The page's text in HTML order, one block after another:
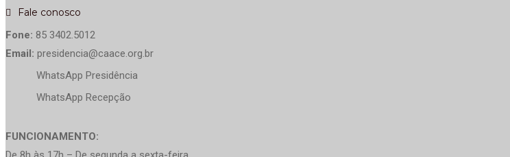
Fale conosco
Fone: 85 3402.5012
Email: presidencia@caace.org.br
WhatsApp Presidência
WhatsApp Recepção
FUNCIONAMENTO: